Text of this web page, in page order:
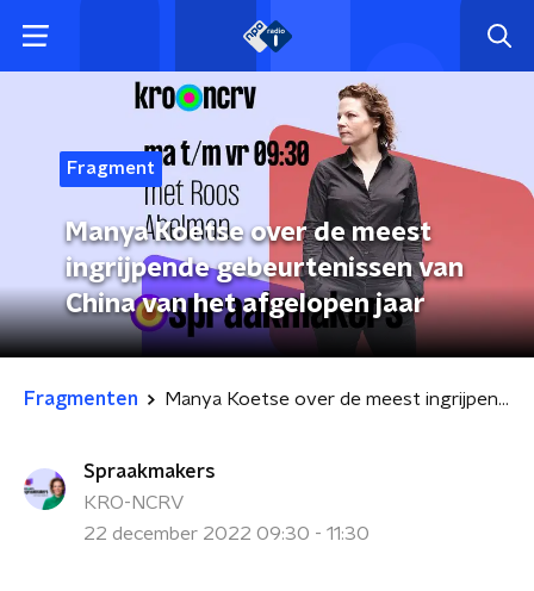
Fragment
Manya Koetse over de meest
ingrijpende gebeurtenissen van
China van het afgelopen jaar
Fragmenten Manya Koetse over de meest ingrijpende gebeurtenissen van China van het afgelopen jaar
Spraakmakers
KRO-NCRV
22 december 2022 09:30 - 11:30